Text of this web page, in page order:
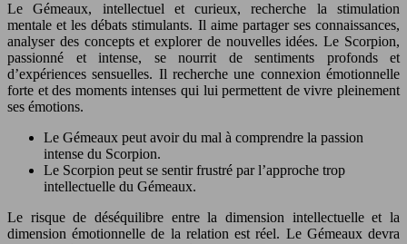
Le Gémeaux, intellectuel et curieux, recherche la stimulation
mentale et les débats stimulants. Il aime partager ses connaissances,
analyser des concepts et explorer de nouvelles idées. Le Scorpion,
passionné et intense, se nourrit de sentiments profonds et
d’expériences sensuelles. Il recherche une connexion émotionnelle
forte et des moments intenses qui lui permettent de vivre pleinement
ses émotions.
Le Gémeaux peut avoir du mal à comprendre la passion
intense du Scorpion.
Le Scorpion peut se sentir frustré par l’approche trop
intellectuelle du Gémeaux.
Le risque de déséquilibre entre la dimension intellectuelle et la
dimension émotionnelle de la relation est réel. Le Gémeaux devra